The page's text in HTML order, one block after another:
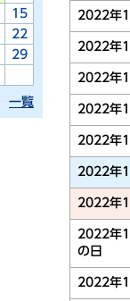
15
22
29
一覧
2022年
2022年
2022年
2022年
2022年
2022年
2022年
2022年
の日
2022年